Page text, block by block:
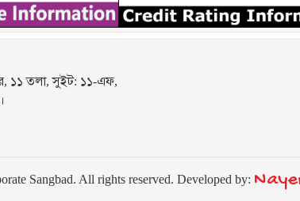
১১ তলা, সুইট: ১১-এফ,
Sangbad. All rights reserved. Developed by: